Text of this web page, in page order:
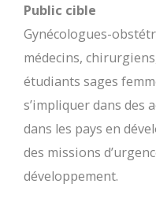
Public cible
Gynécologues-
médecins,
étudiants sages
s’impliquer dans des
dans les pays en
des missions
développement.